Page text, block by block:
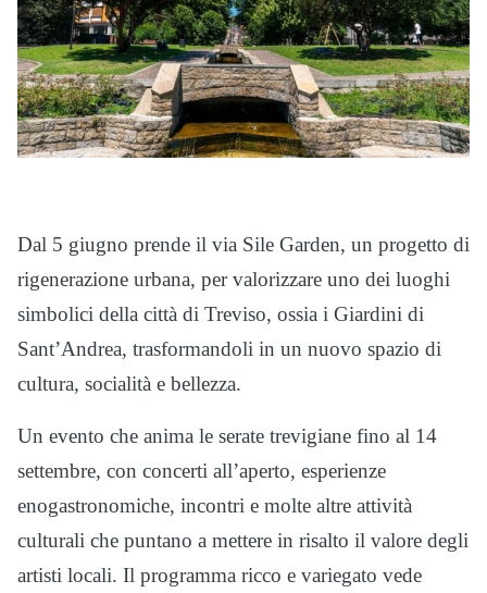
Dal 5 giugno prende il via Sile Garden, un progetto di
rigenerazione urbana, per valorizzare uno dei luoghi
simbolici della città di Treviso, ossia i Giardini di
Sant’Andrea, trasformandoli in un nuovo spazio di
cultura, socialità e bellezza.
Un evento che anima le serate trevigiane fino al 14
settembre, con concerti all’aperto, esperienze
enogastronomiche, incontri e molte altre attività
culturali che puntano a mettere in risalto il valore degli
artisti locali. Il programma ricco e variegato vede